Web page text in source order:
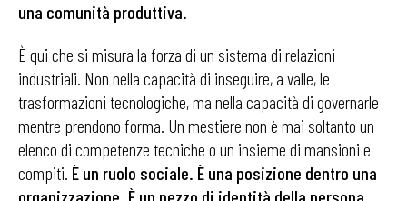
una comunità produttiva.
È qui che si misura la forza di un sistema di relazioni
industriali. Non nella capacità di inseguire, a valle, le
trasformazioni tecnologiche, ma nella capacità di governarle
mentre prendono forma. Un mestiere non è mai soltanto un
elenco di competenze tecniche o un insieme di mansioni e
compiti. È un ruolo sociale. È una posizione dentro una
organizzazione. È un pezzo di identità della persona